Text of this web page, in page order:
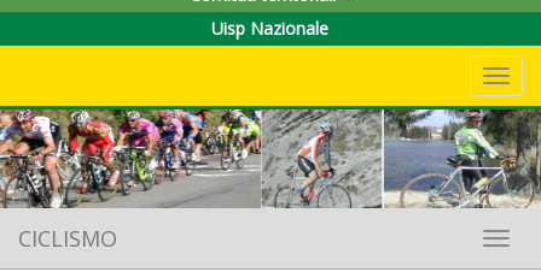
Uisp Nazionale
CICLISMO